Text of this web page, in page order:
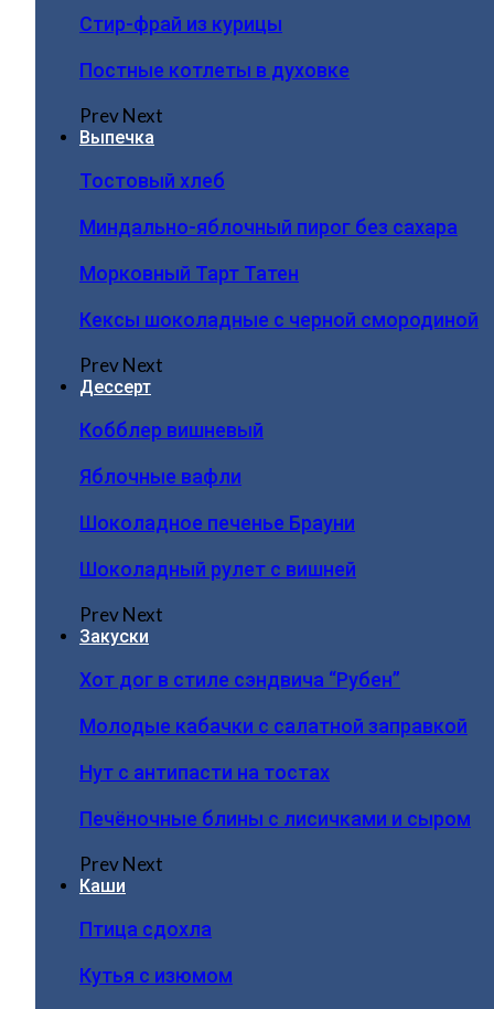
Стир-фрай из курицы
Постные котлеты в духовке
PrevNext
Выпечка
Тостовый хлеб
Миндально-яблочный пирог без сахара
Морковный Тарт Татен
Кексы шоколадные с черной смородиной
PrevNext
Дессерт
Кобблер вишневый
Яблочные вафли
Шоколадное печенье Брауни
Шоколадный рулет с вишней
PrevNext
Закуски
Хот дог в стиле сэндвича “Рубен”
Молодые кабачки с салатной заправкой
Нут с антипасти на тостах
Печёночные блины с лисичками и сыром
PrevNext
Каши
Птица сдохла
Кутья с изюмом